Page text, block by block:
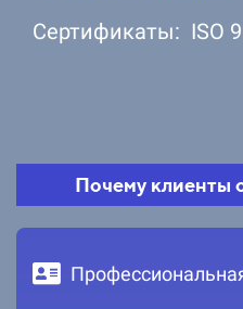
Сертификаты: ISO
Почему клиенты